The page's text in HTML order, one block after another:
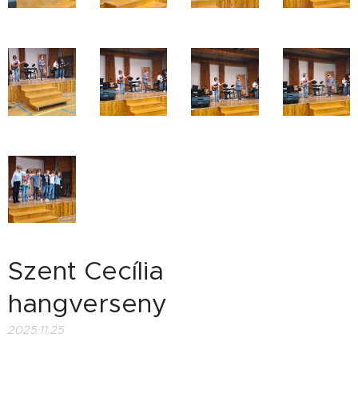
Szent Cecília
hangverseny
2025.11.25